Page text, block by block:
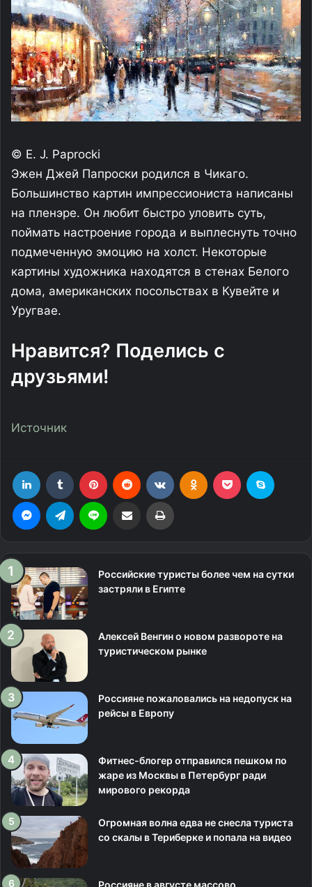
© E. J. Paprocki
Эжен Джей Папроски родился в Чикаго.
Большинство картин импрессиониста написаны
на пленэре. Он любит быстро уловить суть,
поймать настроение города и выплеснуть точно
подмеченную эмоцию на холст. Некоторые
картины художника находятся в стенах Белого
дома, американских посольствах в Кувейте и
Уругвае.
Нравится? Поделись с
друзьями!
Источник
Российские туристы более чем на сутки
застряли в Египте
Алексей Венгин о новом развороте на
туристическом рынке
Россияне пожаловались на недопуск на
рейсы в Европу
Фитнес-блогер отправился пешком по
жаре из Москвы в Петербург ради
мирового рекорда
Огромная волна едва не снесла туриста
со скалы в Териберке и попала на видео